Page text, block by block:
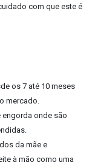
com que este é
os 7 até 10 meses
mercado.
engorda onde são
da mãe e
à mão como uma